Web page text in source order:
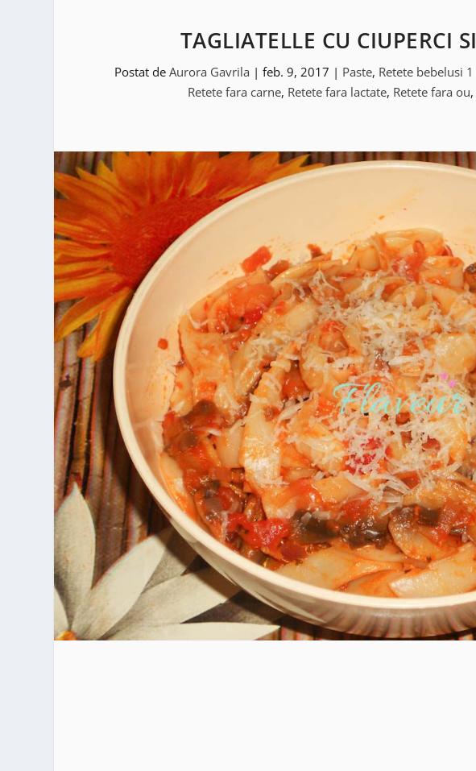
TAGLIATELLE CU CIUPERCI
Postat deAurora Gavrila |feb. 9, 2017 | Paste, Retete bebelusi
Retete fara carne, Retete fara lactate, Retete fara ou,